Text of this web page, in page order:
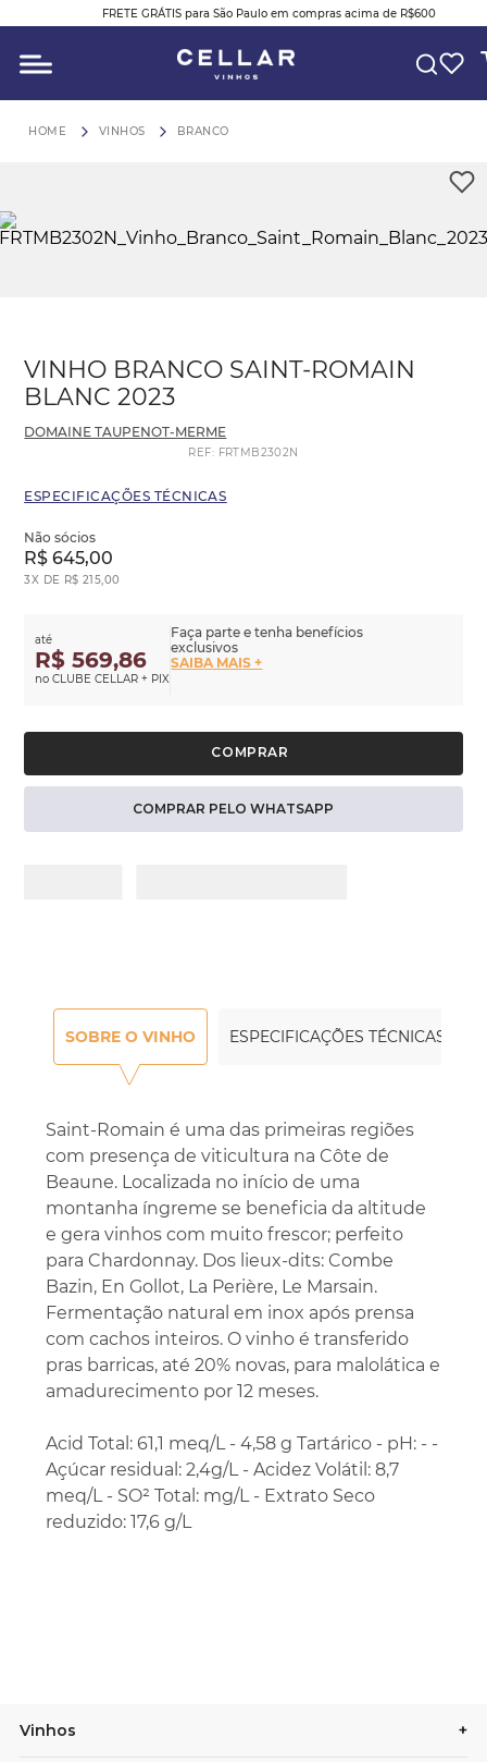
FRETE GRÁTIS para São Paulo em compras acima de R$600
VINHOS BRANCO
VINHO BRANCO SAINT-ROMAIN
BLANC 2023
DOMAINE TAUPENOT-MERME
REF: FRTMB2302N
ESPECIFICAÇÕES TÉCNICAS
Não sócios
R$ 645,00
3X DE R$ 215,00
até
R$ 569,86
no CLUBE CELLAR + PIX
Faça parte e tenha benefícios
exclusivos
SAIBA MAIS +
COMPRAR PELO WHATSAPP
SOBRE O VINHO ESPECIFICAÇÕES TÉCNICAS
Saint-Romain é uma das primeiras regiões
com presença de viticultura na Côte de
Beaune. Localizada no início de uma
montanha íngreme se beneficia da altitude
e gera vinhos com muito frescor; perfeito
para Chardonnay. Dos lieux-dits: Combe
Bazin, En Gollot, La Perière, Le Marsain.
Fermentação natural em inox após prensa
com cachos inteiros. O vinho é transferido
pras barricas, até 20% novas, para malolática e
amadurecimento por 12 meses.
Acid Total: 61,1 meq/L - 4,58 g Tartárico - pH: - -
Açúcar residual: 2,4g/L - Acidez Volátil: 8,7
meq/L - SO² Total: mg/L - Extrato Seco
reduzido: 17,6 g/L
Vinhos +